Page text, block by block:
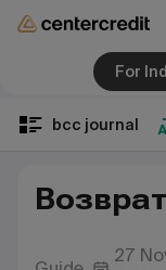
For
bcc journal
27